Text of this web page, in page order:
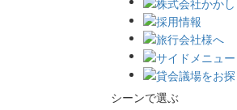
シーンで選ぶ